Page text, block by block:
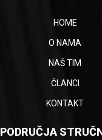
HOME
O NAMA
NAŠ TIM
ČLANCI
KONTAKT
PODRUČJA